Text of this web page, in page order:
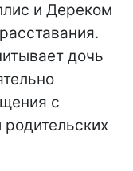
и Дереком
дочь
с